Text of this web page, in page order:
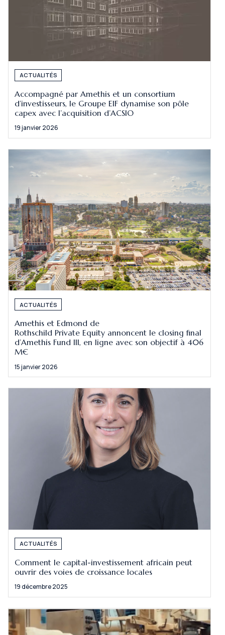
ACTUALITÉS
Accompagné par Amethis et un consortium
d’investisseurs, le Groupe EIF dynamise son pôle
capex avec l’acquisition d’ACSIO
19 janvier 2026
ACTUALITÉS
Amethis et Edmond de
Rothschild Private Equity annoncent le closing final
d’Amethis Fund III, en ligne avec son objectif à 406
M€
15 janvier 2026
ACTUALITÉS
Comment le capital-investissement africain peut
ouvrir des voies de croissance locales
19 décembre 2025